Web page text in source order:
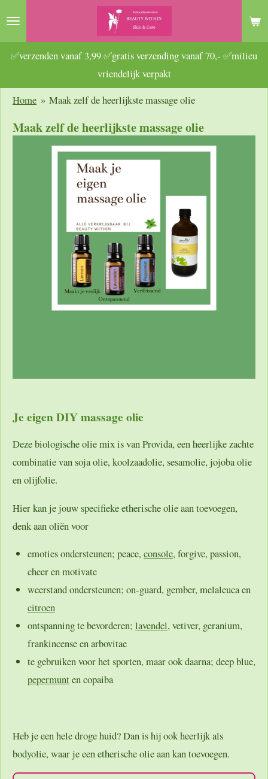
Ga
naar
hoofdinhoud
✅verzenden vanaf 3,99 ✅gratis verzending vanaf 70,- ✅milieu
vriendelijk verpakt
Home » Maak zelf de heerlijkste massage olie
Maak zelf de heerlijkste massage olie
Je eigen DIY massage olie
Deze biologische olie mix is van Provida, een heerlijke zachte
combinatie van soja olie, koolzaadolie, sesamolie, jojoba olie
en olijfolie.
Hier kan je jouw specifieke etherische olie aan toevoegen,
denk aan oliën voor
emoties ondersteunen; peace, console, forgive, passion,
cheer en motivate
weerstand ondersteunen; on-guard, gember, melaleuca en
citroen
ontspanning te bevorderen; lavendel, vetiver, geranium,
frankincense en arbovitae
te gebruiken voor het sporten, maar ook daarna; deep blue,
pepermunten copaiba
Heb je een hele droge huid? Dan is hij ook heerlijk als
bodyolie, waar je een etherische olie aan kan toevoegen.